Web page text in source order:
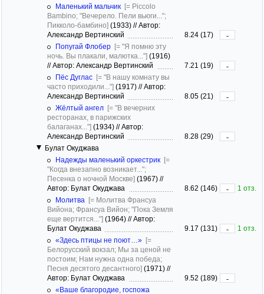
Маленький мальчик [= Piccolo
Bambino; "Вечерело. Пели вьюги...";
Пикколо-бамбино] (1933) //Автор:
Александр Вертинский
8.24 (17)
-
Попугай Флобер [= "Я помню эту
ночь. Вы плакали, малютка..."] (1916)
//Автор: Александр Вертинский 7.21 (19)
-
Пёс Дуглас [= "В нашу комнату вы
часто приходили..."] (1917) //Автор:
Александр Вертинский
8.05 (21)
-
Жёлтый ангел [= "В вечерних
ресторанах, в парижских
балаганах..."] (1934) //Автор:
Александр Вертинский
8.28 (29)
-
Булат Окуджава
Надежды маленький оркестрик [=
"Когда внезапно возникает...";
Песенка о ночной Москве] (1967) //
Автор: Булат Окуджава
8.62 (146) -
1 отз.
Молитва [= Молитва Франсуа
Вийона; Франсуа Вийон; "Пока Земля
еще вертится..."] (1964) //Автор:
Булат Окуджава
9.17 (131) -
1 отз.
«Здесь птицы не поют…» [=
Белорусский вокзал; Мы за ценой не
постоим; Нам нужна одна победа;
Песня десятого десантного] (1971) //
Автор: Булат Окуджава
9.52 (189)
-
«Ваше благородие, госпожа